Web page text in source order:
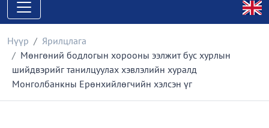
Нүүр
Ярилцлага
Мөнгөний бодлогын хорооны ээлжит бус хурлын
шийдвэрийг танилцуулах хэвлэлийн хуралд
Монголбанкны Ерөнхийлөгчийн хэлсэн үг